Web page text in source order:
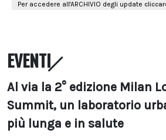
EVENTI
Al via la 2° edizione Milan
Summit, un laboratorio
più lunga e in salute